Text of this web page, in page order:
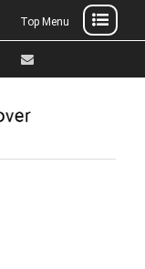
Top Menu
E-